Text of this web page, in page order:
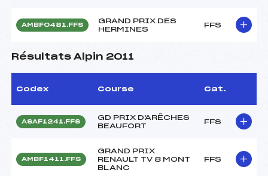
AMBF0481.FFS
GRAND PRIX DES
HERMINES
FFS
Résultats Alpin 2011
Codex Course Cat.
ASAF1241.FFS
GD PRIX D'ARÊCHES
BEAUFORT
FFS
AMBF1411.FFS
GRAND PRIX
RENAULT TV 8 MONT
BLANC
FFS